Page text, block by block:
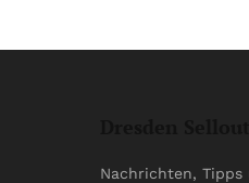
Nachrichten,